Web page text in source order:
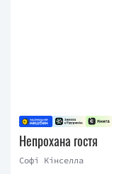
Непрохана гостя
Софі Кінселла